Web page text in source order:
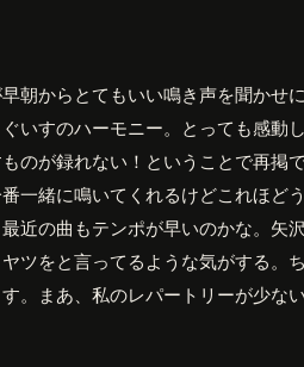
朝からとてもいい鳴き声を聞かせ
いすのハーモニー。とっても感動
のが録れない！ということで再掲で
一緒に鳴いてくれるけどこれほど
近の曲もテンポが早いのかな。矢
ツをと言ってるような気がする。
。まあ、私のレパートリーが少な